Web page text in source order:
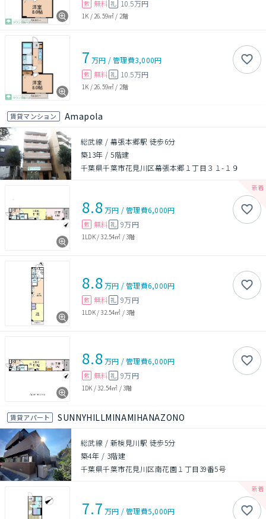
敷 無料 礼 10.5万円
1K /26.59㎡ / 2階
7 万円 /管理費3,000円
敷 無料 礼 10.5万円
1K / 26.59㎡ / 2階
賃貸マンション Amapola
総武線 / 幕張本郷駅 徒歩6分
築13年 /5階建
千葉県千葉市花見川区幕張本郷１丁目３１-１９
8.8万円 /管理費6,000円
敷 無料 礼 9万円
1LDK/32.54㎡ /3階
8.8万円 /管理費6,000円
敷 無料 礼 9万円
1LDK/32.54㎡ /3階
8.8万円 /管理費6,000円
敷 無料 礼 9万円
1DK /32.54㎡ /3階
賃貸アパート SUNNYHILLMINAMIHANAZONO
総武線 / 新検見川駅 徒歩5分
築4年 / 3階建
千葉県千葉市花見川区南花園１丁目39番5号
7.7 万円 /管理費5,000円